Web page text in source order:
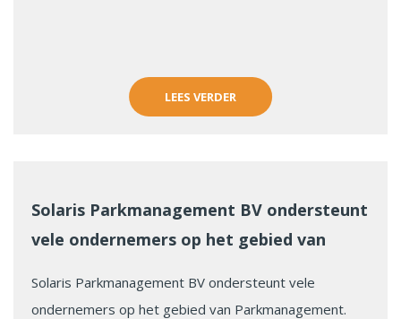
LEES VERDER
Solaris Parkmanagement BV ondersteunt
vele ondernemers op het gebied van
Solaris Parkmanagement BV ondersteunt vele
ondernemers op het gebied van Parkmanagement.